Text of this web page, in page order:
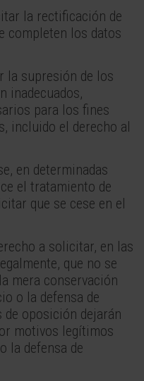
la rectificación de
completen los datos
la supresión de los
inadecuados,
para los fines
incluido el derecho al
en determinadas
el tratamiento de
que se cese en el
a solicitar, en las
que no se
mera conservación
o la defensa de
de oposición dejarán
motivos legítimos
la defensa de